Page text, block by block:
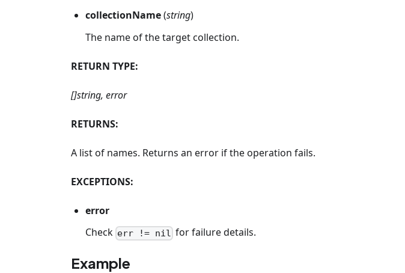
collectionName(string)
The name of the target collection.
RETURN TYPE:
[]string, error
RETURNS:
A list of names. Returns an error if the operation fails.
EXCEPTIONS:
error
Check err != nil for failure details.
Example